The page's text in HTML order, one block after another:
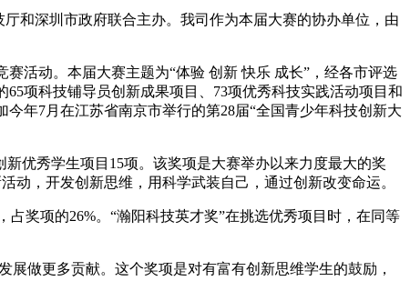
和深圳市政府联合主办。我司作为本届大赛的协办单位，由
活动。本届大赛主题为“体验 创新 快乐 成长”，经各市评选
项科技铺导员创新成果项目、73项优秀科技实践活动项目和
年7月在江苏省南京市举行的第28届“全国青少年科技创新大
优秀学生项目15项。该奖项是大赛举办以来力度最大的奖
，开发创新思维，用科学武装自己，通过创新改变命运。
奖项的26%。“瀚阳科技英才奖”在挑选优秀项目时，在同等
做更多贡献。这个奖项是对有富有创新思维学生的鼓励，